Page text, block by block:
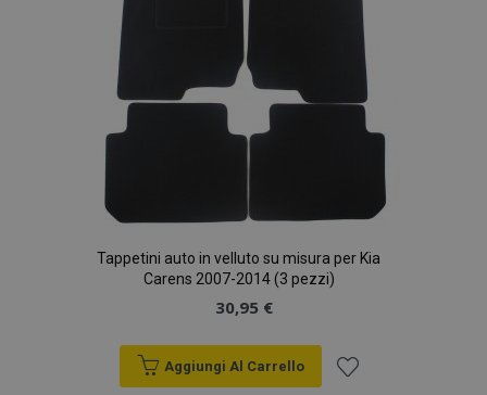
Tappetini auto in velluto su misura per Kia
Carens 2007-2014 (3 pezzi)
30,95 €
Aggiungi Al Carrello